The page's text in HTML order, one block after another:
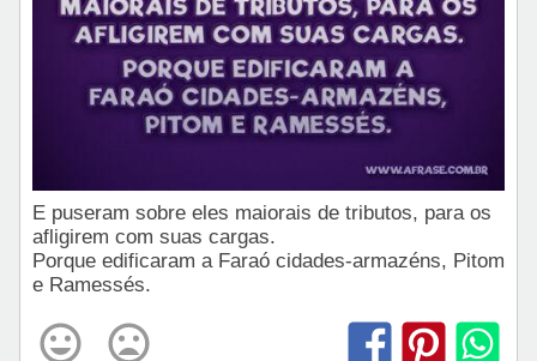
E puseram sobre eles maiorais de tributos, para os
afligirem com suas cargas.
Porque edificaram a Faraó cidades-armazéns, Pitom
e Ramessés.